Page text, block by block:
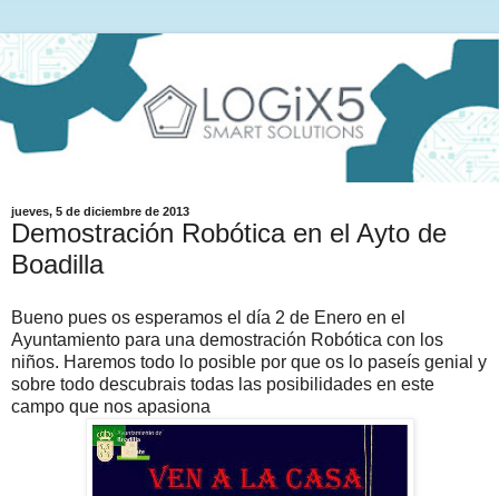
jueves, 5 de diciembre de 2013
Demostración Robótica en el Ayto de
Boadilla
Bueno pues os esperamos el día 2 de Enero en el
Ayuntamiento para una demostración Robótica con los
niños. Haremos todo lo posible por que os lo paseís genial y
sobre todo descubrais todas las posibilidades en este
campo que nos apasiona